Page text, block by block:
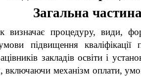
Загальна
процедуру, види,
підвищення кваліфікації
закладів освіти і
включаючи механізм оплати,